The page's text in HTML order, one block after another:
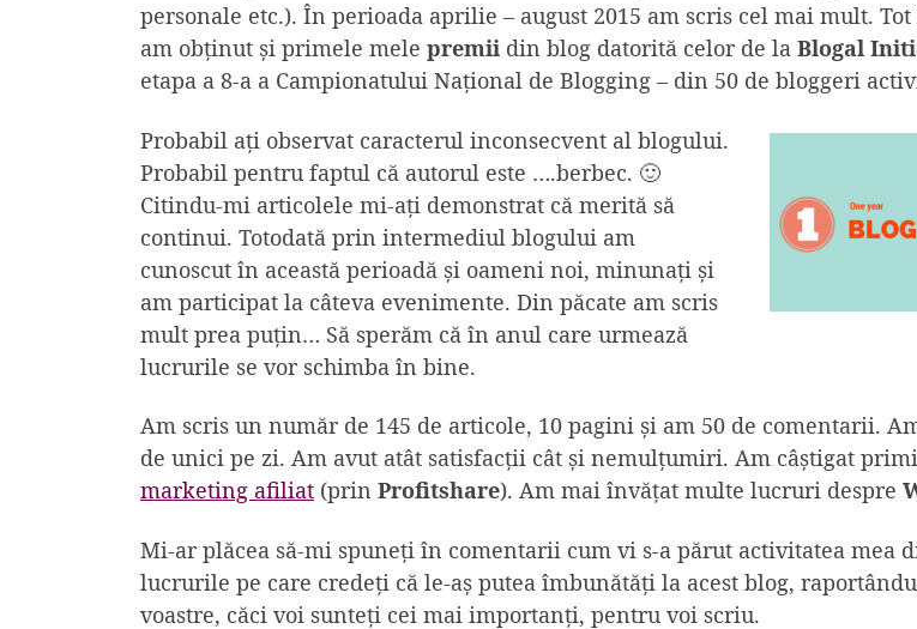
personale etc.). În perioada aprilie – august 2015 am scris cel mai mult.
am obținut și primele mele premii din blog datorită celor de la Blogal
etapa a 8-a a Campionatului Național de Blogging – din 50 de bloggeri
Probabil ați observat caracterul inconsecvent al blogului.
Probabil pentru faptul că autorul este ….berbec. 🙂
Citindu-mi articolele mi-ați demonstrat că merită să
continui. Totodată prin intermediul blogului am
cunoscut în această perioadă și oameni noi, minunați și
am participat la câteva evenimente. Din păcate am scris
mult prea puțin… Să sperăm că în anul care urmează
lucrurile se vor schimba în bine.
Am scris un număr de 145 de articole, 10 pagini și am 50 de comentarii.
de unici pe zi. Am avut atât satisfacții cât și nemulțumiri. Am câștigat
marketing afiliat (prin Profitshare). Am mai învățat multe lucruri despre
Mi-ar plăcea să-mi spuneți în comentarii cum vi s-a părut activitatea mea
lucrurile pe care credeți că le-aș putea îmbunătăți la acest blog,
voastre, căci voi sunteți cei mai importanți, pentru voi scriu.